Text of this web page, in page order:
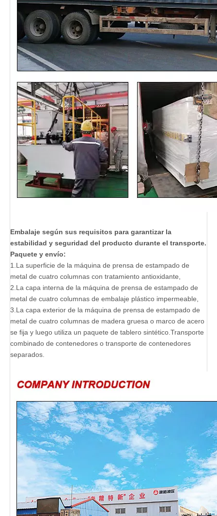
Embalaje según sus requisitos para garantizar la
estabilidad y seguridad del producto durante el transporte.
Paquete y envío:
1.La superficie de la máquina de prensa de estampado de
metal de cuatro columnas con tratamiento antioxidante,
2.La capa interna de la máquina de prensa de estampado de
metal de cuatro columnas de embalaje plástico impermeable,
3.La capa exterior de la máquina de prensa de estampado de
metal de cuatro columnas de madera gruesa o marco de acero
se fija y luego utiliza un paquete de tablero sintético.Transporte
combinado de contenedores o transporte de contenedores
separados.